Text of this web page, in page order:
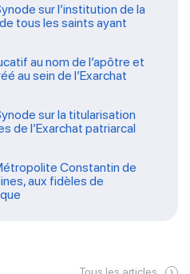
sur l’institution de la
tous les saints ayant
au nom de l’apôtre et
au sein de l’Exarchat
sur la titularisation
de l’Exarchat patriarcal
Constantin de
aux fidèles de
Tous les articles